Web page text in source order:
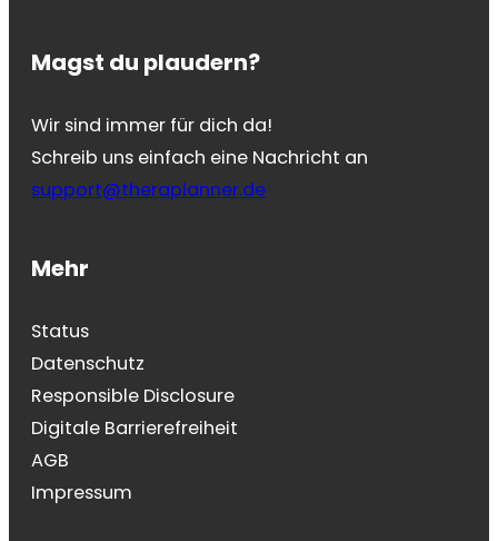
Magst du plaudern?
Wir sind immer für dich da!
Schreib uns einfach eine Nachricht an
support@theraplanner.de
Mehr
Status
Datenschutz
Responsible Disclosure
Digitale Barrierefreiheit
AGB
Impressum